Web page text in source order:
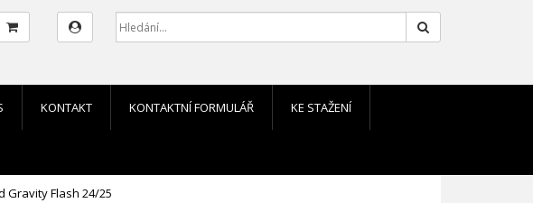
KONTAKT KONTAKTNÍ FORMULÁŘ KE STAŽENÍ
Gravity Flash 24/25